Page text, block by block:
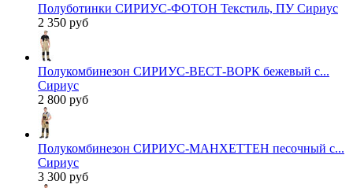
Полуботинки СИРИУС-ФОТОН Текстиль, ПУ Сириус
2 350 руб
Полукомбинезон СИРИУС-ВЕСТ-ВОРК бежевый с...
Сириус
2 800 руб
Полукомбинезон СИРИУС-МАНХЕТТЕН песочный с...
Сириус
3 300 руб